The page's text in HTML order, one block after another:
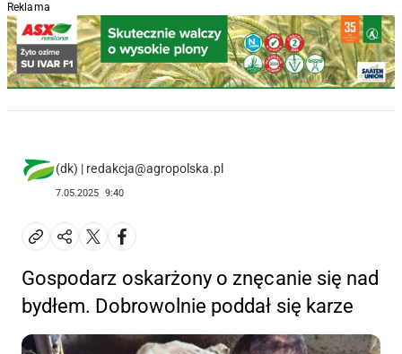
Reklama
(dk) | redakcja@agropolska.pl
7.05.2025 9:40
Gospodarz oskarżony o znęcanie się nad
bydłem. Dobrowolnie poddał się karze